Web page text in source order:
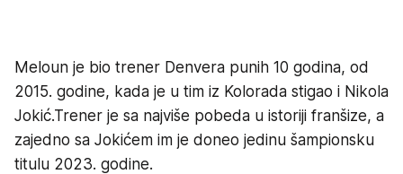
Meloun je bio trener Denvera punih 10 godina, od
2015. godine, kada je u tim iz Kolorada stigao i Nikola
Jokić.Trener je sa najviše pobeda u istoriji franšize, a
zajedno sa Jokićem im je doneo jedinu šampionsku
titulu 2023. godine.